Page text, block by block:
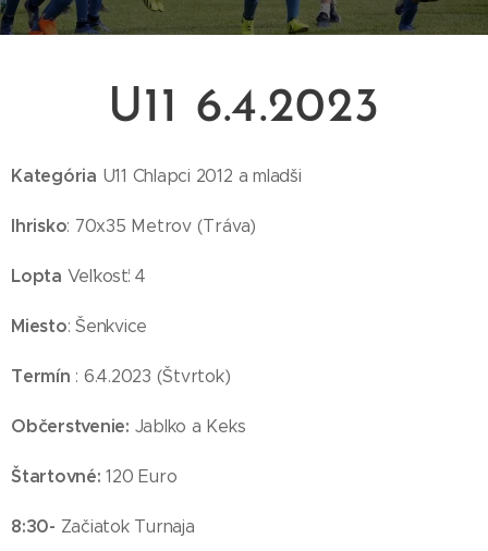
U11 6.4.2023
Kategória U11 Chlapci 2012 a mladši
Ihrisko: 70x35 Metrov (Tráva)
Lopta Veľkosť: 4
Miesto: Šenkvice
Termín : 6.4.2023 (Štvrtok)
Občerstvenie: Jablko a Keks
Štartovné:120 Euro
8:30- Začiatok Turnaja